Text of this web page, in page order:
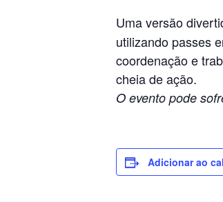
Uma versão
utilizando passes
coordenação e
cheia de ação.
O evento pode
Adicionar ao